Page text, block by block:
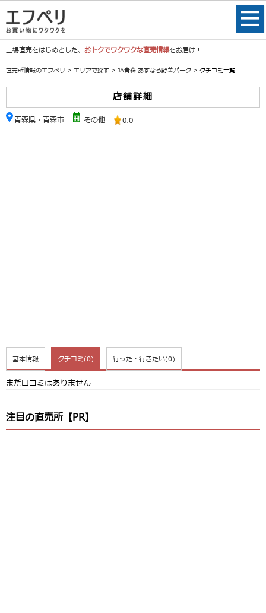
工場直売をはじめとした、 おトクでワクワクな直売情報をお届け！
直売所情報のエフペリ > エリアで探す > JA青森 あすなろ野菜パーク > クチコミ一覧
店舗詳細
青森県・青森市 その他 0.0
基本情報 クチコミ(0) 行った・行きたい(0)
まだ口コミはありません
注目の直売所【PR】